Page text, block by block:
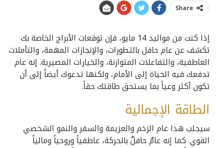
Share
إذا كنت من مواليد 14 مايو، فإن توقعات الأبراج الخاصة بك
تكشف عن عام حافل بالتطورات، والإنجازات المهمة، والتأملات
العاطفية، والتفاعلات المتوازنة، والخيارات المصيرية. إنه عام
تدفعك فيه الحياة إلى الأمام، ولكنها تدعوك أيضاً إلى أن
تكون أكثر وعياً بما يستحق طاقتك حقاً.
الطاقة الإجمالية
سيجلب هذا عام الزخم والعزيمة والسفر والنمو الشخصي
القوي. كما إنه عامٌ حافلٌ بالحركة، عاطفياً وروحياً ومالياً